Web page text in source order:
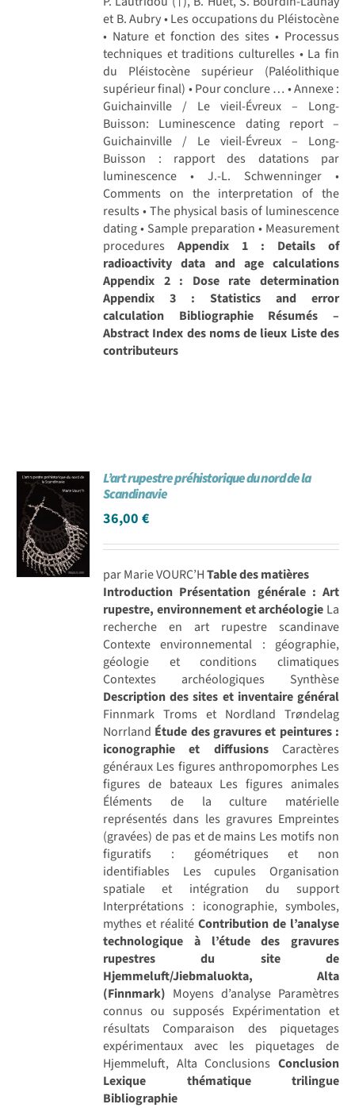
et B. Aubry • Les occupations du Pléistocène
• Nature et fonction des sites • Processus
techniques et traditions culturelles • La fin
du Pléistocène supérieur (Paléolithique
supérieur final) • Pour conclure … • Annexe :
Guichainville / Le vieil-Évreux – Long-
Buisson: Luminescence dating report –
Guichainville / Le vieil-Évreux – Long-
Buisson : rapport des datations par
luminescence • J.-L. Schwenninger •
Comments on the interpretation of the
results • The physical basis of luminescence
dating • Sample preparation • Measurement
proceduresAppendix 1 : Details of
radioactivity data and age calculations
Appendix 2 : Dose rate determination
Appendix 3 : Statistics and error
calculation
Bibliographie
Résumés –
Abstract Index des noms de lieux Liste des
contributeurs
L’art rupestre préhistorique du nord de la
Scandinavie
36,00€
par Marie VOURC’HTable des matières
Introduction Présentation générale : Art
rupestre, environnement et archéologie La
recherche en art rupestre scandinave
Contexte environnemental : géographie,
géologie et conditions climatiques
Contextes archéologiques Synthèse
Description des sites et inventaire général
Finnmark Troms et Nordland Trøndelag
Norrland Étude des gravures et peintures :
iconographie et diffusions Caractères
généraux Les figures anthropomorphes Les
figures de bateaux Les figures animales
Éléments de la culture matérielle
représentés dans les gravures Empreintes
(gravées) de pas et de mains Les motifs non
figuratifs : géométriques et non
identifiables Les cupules Organisation
spatiale et intégration du support
Interprétations : iconographie, symboles,
mythes et réalitéContribution de l’analyse
technologique à l’étude des gravures
rupestres du site de
Hjemmeluft/Jiebmaluokta, Alta
(Finnmark) Moyens d’analyse Paramètres
connus ou supposés Expérimentation et
résultats Comparaison des piquetages
expérimentaux avec les piquetages de
Hjemmeluft, Alta Conclusions Conclusion
Lexique thématique trilingue
Bibliographie